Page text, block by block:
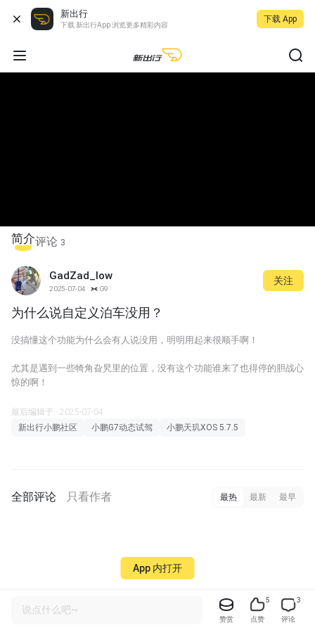
新出行
下载 新出行App 浏览更多精彩内容
下载 App
简介评论 3
GadZad_low
2025-07-04 G9
关注
为什么说自定义泊车没用？
没搞懂这个功能为什么会有人说没用，明明用起来很顺手啊！
尤其是遇到一些犄角旮旯里的位置，没有这个功能谁来了也得停的胆战心
惊的啊！
最后编辑于 · 2025-07-04
新出行小鹏社区
小鹏G7动态试驾 小鹏天玑XOS 5.7.5
全部评论 只看作者 最热 最新 最早
说点什么吧~
赞赏
5
点赞
3
评论
App 内打开